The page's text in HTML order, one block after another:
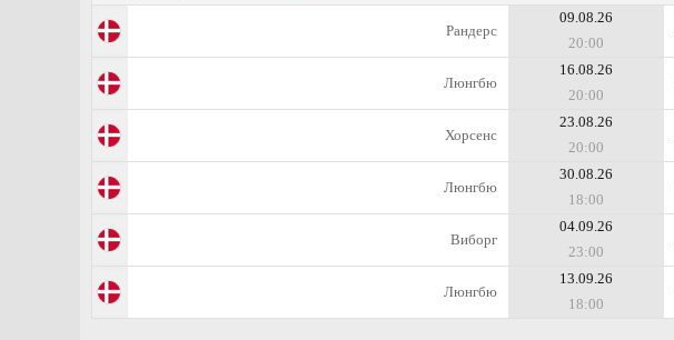
Рандерс
09.08.26
20:00
Люнгбю
16.08.26
20:00
Хорсенс
23.08.26
20:00
Люнгбю
30.08.26
18:00
Виборг
04.09.26
23:00
Люнгбю
13.09.26
18:00